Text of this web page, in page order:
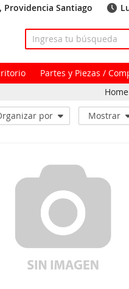
Providencia Santiago
Partes y Piezas /
Home
por Mostrar